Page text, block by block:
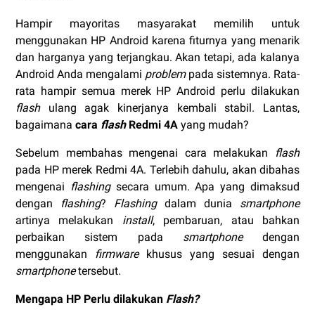
Hampir mayoritas masyarakat memilih untuk
menggunakan HP Android karena fiturnya yang menarik
dan harganya yang terjangkau. Akan tetapi, ada kalanya
Android Anda mengalami problempada sistemnya. Rata-
rata hampir semua merek HP Android perlu dilakukan
flash ulang agak kinerjanya kembali stabil. Lantas,
bagaimana cara flash Redmi 4A yang mudah?
Sebelum membahas mengenai cara melakukan
flash
pada HP merek Redmi 4A. Terlebih dahulu, akan dibahas
mengenai flashingsecara umum. Apa yang dimaksud
dengan
flashing? Flashing dalam dunia smartphone
artinya melakukan install, pembaruan, atau bahkan
perbaikan sistem pada smartphonedengan
menggunakan firmwarekhusus yang sesuai dengan
smartphonetersebut.
Mengapa HP Perlu dilakukan Flash?